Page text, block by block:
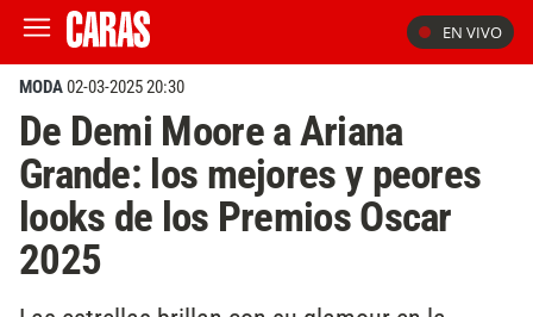
EN VIVO
MODA02-03-2025 20:30
De Demi Moore a Ariana
Grande: los mejores y peores
looks de los Premios Oscar
2025